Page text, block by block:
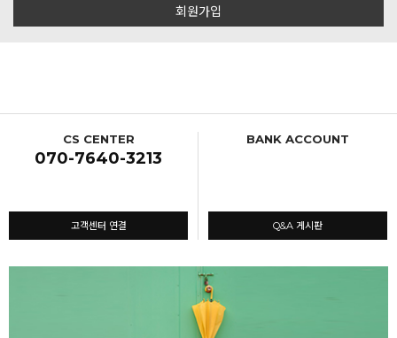
회원가입
CS CENTER
070-7640-3213
고객센터 연결
BANK ACCOUNT
Q&A 게시판